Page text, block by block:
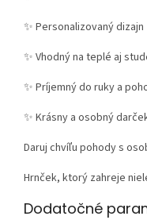
✨ Personalizovaný dizajn
✨ Vhodný na teplé aj
✨ Príjemný do ruky a
✨ Krásny a osobný
Daruj chvíľu pohody s
Hrnček, ktorý zahreje
Dodatočné